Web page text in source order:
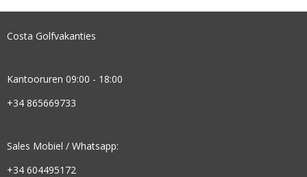
Costa Golfvakanties
Kantooruren 09:00 - 18:00
+34 865669733
Sales Mobiel / Whatsapp:
+34 604495172